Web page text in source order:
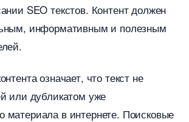
SEO текстов.​ Контент должен
информативным и полезным
означает, что текст не
или дубликатом уже
материала в интернете.​ Поисковые